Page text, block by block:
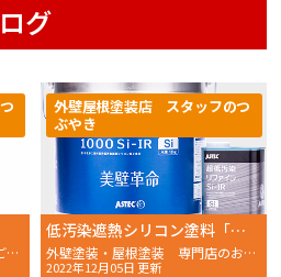
グ
いつもご覧いただきありがとうございます。 おかちゃんペイン
低汚染遮熱シリコン塗料「超低汚染リファイン1000SiーIR」について
外壁塗装・屋根塗装 専門店のおかちゃんペイントです！
2022年12月05日 更新
外壁屋根塗装店 スタッフのつ
ぶやき